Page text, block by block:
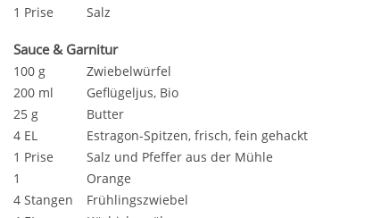
1 Prise
Salz
Sauce & Garnitur
100 g
Zwiebelwürfel
200 ml
Geflügeljus, Bio
25 g
Butter
4 EL
Estragon-Spitzen, frisch, fein gehackt
1 Prise
Salz und Pfeffer aus der Mühle
1
Orange
4 Stangen
Frühlingszwiebel